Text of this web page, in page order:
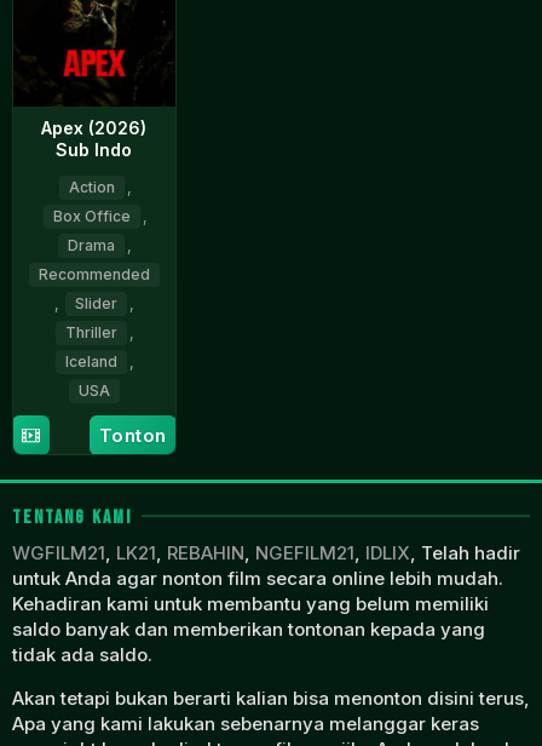
Apex (2026)
Sub Indo
Action
Box Office
Drama
Recommended
Slider
Thriller
Iceland
USA
24
Apr
2026
Baltasar
Kormákur
Tonton
TENTANG KAMI
WGFILM21, LK21, REBAHIN, NGEFILM21, IDLIX, Telah hadir
untuk Anda agar nonton film secara online lebih mudah.
Kehadiran kami untuk membantu yang belum memiliki
saldo banyak dan memberikan tontonan kepada yang
tidak ada saldo.
Akan tetapi bukan berarti kalian bisa menonton disini terus,
Apa yang kami lakukan sebenarnya melanggar keras